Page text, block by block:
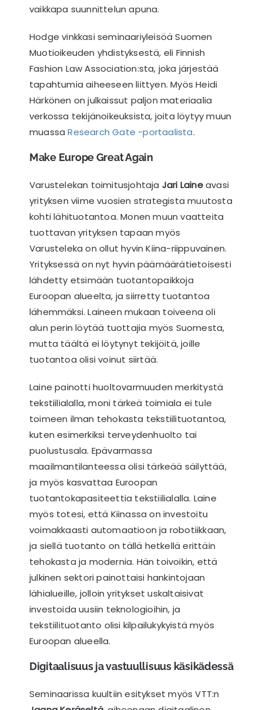
vaikkapa suunnittelun apuna.
Hodge vinkkasi seminaariyleisöä Suomen
Muotioikeuden yhdistyksestä, eli Finnish
Fashion Law Association:sta, joka järjestää
tapahtumia aiheeseen liittyen. Myös Heidi
Härkönen on julkaissut paljon materiaalia
verkossa tekijänoikeuksista, joita löytyy muun
muassaResearch Gate -portaalista.
Make Europe Great Again
Varustelekan toimitusjohtaja Jari Laineavasi
yrityksen viime vuosien strategista muutosta
kohti lähituotantoa. Monen muun vaatteita
tuottavan yrityksen tapaan myös
Varusteleka on ollut hyvin Kiina-riippuvainen.
Yrityksessä on nyt hyvin päämäärätietoisesti
lähdetty etsimään tuotantopaikkoja
Euroopan alueelta, ja siirretty tuotantoa
lähemmäksi. Laineen mukaan toiveena oli
alun perin löytää tuottajia myös Suomesta,
mutta täältä ei löytynyt tekijöitä, joille
tuotantoa olisi voinut siirtää.
Laine painotti huoltovarmuuden merkitystä
tekstiilialalla, moni tärkeä toimiala ei tule
toimeen ilman tehokasta tekstiilituotantoa,
kuten esimerkiksi terveydenhuolto tai
puolustusala. Epävarmassa
maailmantilanteessa olisi tärkeää säilyttää,
ja myös kasvattaa Euroopan
tuotantokapasiteettia tekstiilialalla. Laine
myös totesi, että Kiinassa on investoitu
voimakkaasti automaatioon ja robotiikkaan,
ja siellä tuotanto on tällä hetkellä erittäin
tehokasta ja modernia. Hän toivoikin, että
julkinen sektori painottaisi hankintojaan
lähialueille, jolloin yritykset uskaltaisivat
investoida uusiin teknologioihin, ja
tekstiilituotanto olisi kilpailukykyistä myös
Euroopan alueella.
Digitaalisuus ja vastuullisuus käsikädessä
Seminaarissa kuultiin esitykset myös VTT:n